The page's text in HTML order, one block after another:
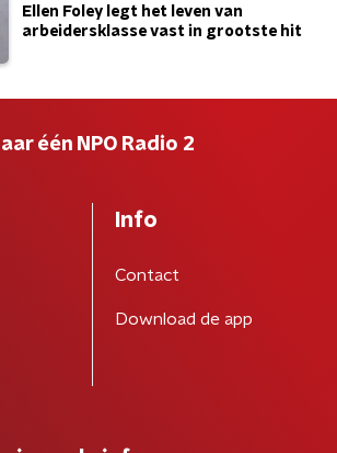
Ellen Foley legt het leven van
arbeidersklasse vast in grootste hit
één NPO Radio 2
Info
Contact
Download de app